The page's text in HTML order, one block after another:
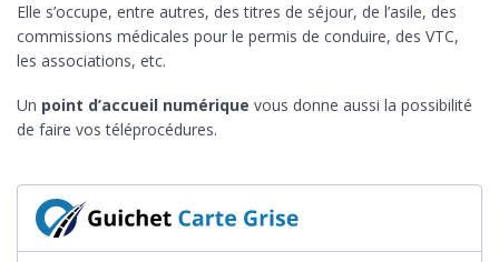
Elle s’occupe, entre autres, des titres de séjour, de l’asile, des
commissions médicales pour le permis de conduire, des VTC,
les associations, etc.
Un point d’accueil numérique vous donne aussi la possibilité
de faire vos téléprocédures.